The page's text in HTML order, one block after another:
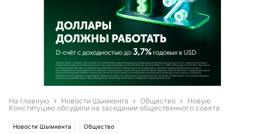
На главную Новости Шымкента Общество
Новую
Конституцию обсудили на заседании общественного совета
Новости Шымкента Общество